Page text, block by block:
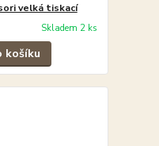
velká tiskací
Skladem 2 ks
košíku